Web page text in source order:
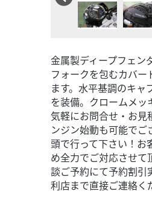
金属製ディープフェン
フォークを包むカバ
ます。水平基調のキ
を装備。クロームメッ
気軽にお問合せ・お
ンジン始動も可能で
頭で行って下さい！
め全力でご対応させ
談ご予約にて予約割
利店まで直接ご連絡